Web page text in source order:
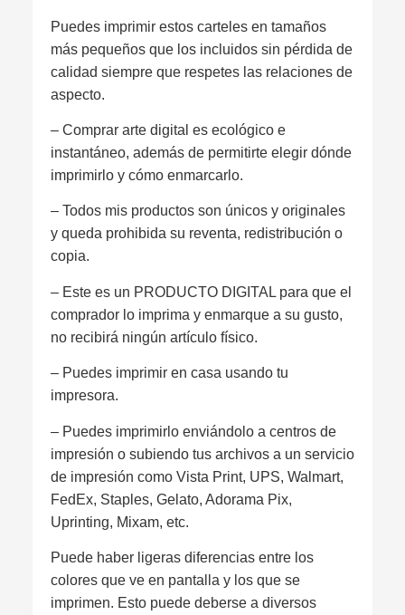
Puedes imprimir estos carteles en tamaños
más pequeños que los incluidos sin pérdida de
calidad siempre que respetes las relaciones de
aspecto.
– Comprar arte digital es ecológico e
instantáneo, además de permitirte elegir dónde
imprimirlo y cómo enmarcarlo.
– Todos mis productos son únicos y originales
y queda prohibida su reventa, redistribución o
copia.
– Este es un PRODUCTO DIGITAL para que el
comprador lo imprima y enmarque a su gusto,
no recibirá ningún artículo físico.
– Puedes imprimir en casa usando tu
impresora.
– Puedes imprimirlo enviándolo a centros de
impresión o subiendo tus archivos a un servicio
de impresión como Vista Print, UPS, Walmart,
FedEx, Staples, Gelato, Adorama Pix,
Uprinting, Mixam, etc.
Puede haber ligeras diferencias entre los
colores que ve en pantalla y los que se
imprimen. Esto puede deberse a diversos